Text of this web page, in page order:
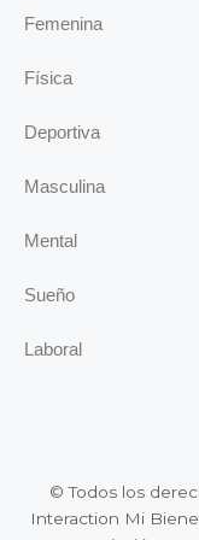
Femenina
Física
Deportiva
Masculina
Mental
Sueño
Laboral
© Todos los
Interaction Mi